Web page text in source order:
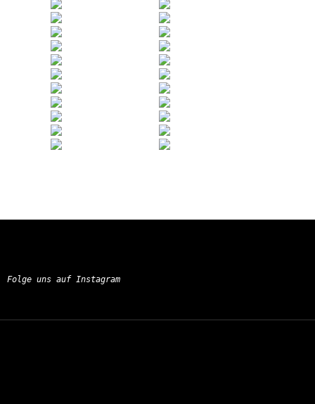
Folge uns auf Instagram